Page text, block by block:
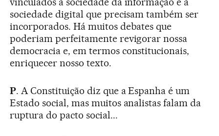
sociedade digital que precisam também ser
incorporados. Há muitos debates que
poderiam perfeitamente revigorar nossa
democracia e, em termos constitucionais,
enriquecer nosso texto.
P. A Constituição diz que a Espanha é um
Estado social, mas muitos analistas falam da
ruptura do pacto social...